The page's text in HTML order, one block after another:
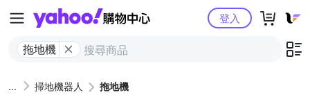
Yahoo購物中心
拖地機
登入
掃地機器人 拖地機